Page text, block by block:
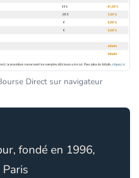
Direct sur navigateur
fondé en 1996,